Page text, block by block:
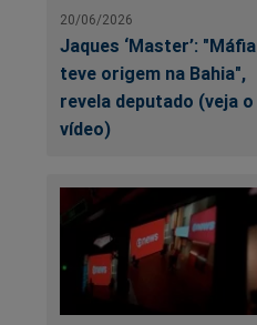
20/06/2026
Jaques ‘Master’: "Máfia
teve origem na Bahia",
revela deputado (veja o
vídeo)